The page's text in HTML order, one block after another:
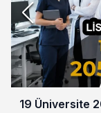
19 Üniversite